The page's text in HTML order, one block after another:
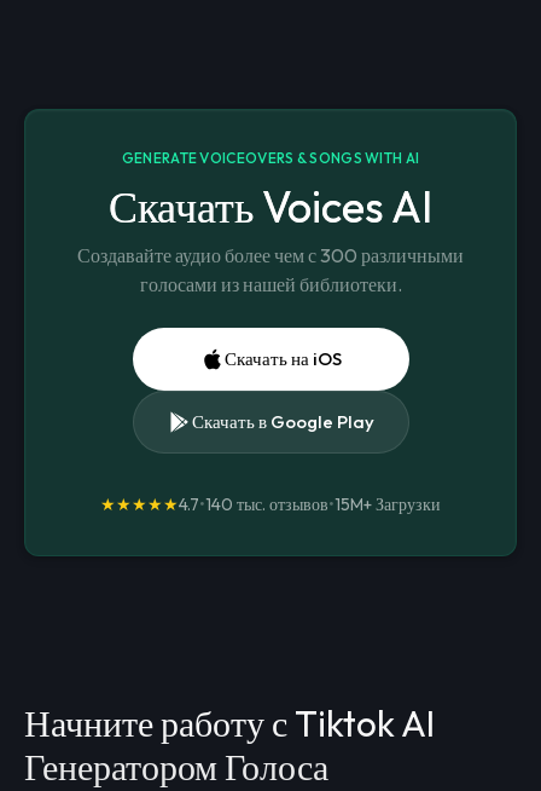
GENERATE VOICEOVERS & SONGS WITH AI
Скачать Voices AI
Создавайте аудио более чем с 300 различными
голосами из нашей библиотеки.
Скачать на iOS
Скачать в Google Play
★★★★★4.7•140 тыс. отзывов•15M+Загрузки
Начните работу с Tiktok AI
Генератором Голоса